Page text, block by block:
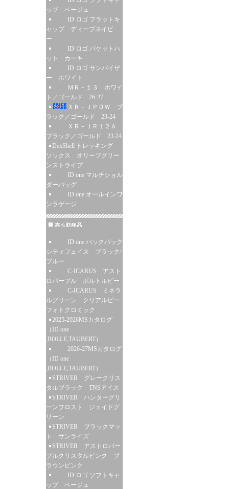
ップ ベージュ
ID ロゴ フラットキ
ャップ ディープネイビ
ー
ID ロゴ バケットハ
ット カーキ
ID ロゴ サンバイザ
ー ホワイト
ＭＲ－１３ ホワイ
ト／ゴールド 26-27
ＸＲ－ＪＰＯＷ ブ
ラック／ゴールド 23-24
ＸＲ－ＪＲ１２Ａ
ブラック／ゴールド 23-24
DexShell トレッキング
ソックス オリーブグリー
ンストライプ
ID one マルチショル
ダーバッグ
ID one オールインワ
ンラゲージ
ID one バックパック
シティフェイス ブラック/
ブルー
C-ICARUS アスト
ロパープル ボルトルビー
C-ICARUS ミネラ
ルグリーン クリアルビー
フォトクロミック
2025-2026MSカタログ
（ID one
,BOLLE,TAUBERT）
2026-27MSカタログ
（ID one
,BOLLE,TAUBERT）
STRIVER グレークリス
タルブラック TNSアイス
STRIVER ハンターグリ
ーンフロスト ジェイドグ
リーン
STRIVER ブラックマッ
ト サンライズ
STRIVER アストロパー
プルクリスタルピンク ブ
ラウンピンク
ID ロゴ ソフトキャ
ップ ベージュ